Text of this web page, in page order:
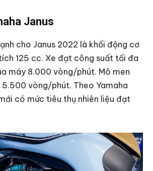
Janus
cho Janus 2022 là khối động cơ
125 cc. Xe đạt công suất tối đa
máy 8.000 vòng/phút. Mô men
vòng/phút. Theo Yamaha
có mức tiêu thụ nhiên liệu đạt